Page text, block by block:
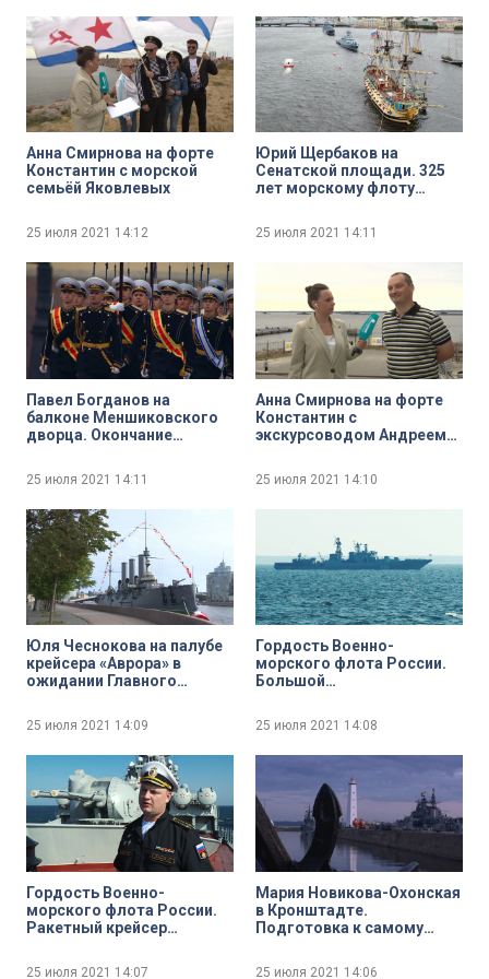
Анна Смирнова на форте
Константин с морской
семьёй Яковлевых
25 июля 2021 14:12
Юрий Щербаков на
Сенатской площади. 325
лет морскому флоту
25 июля 2021 14:11
Павел Богданов на
балконе Меншиковского
дворца. Окончание
25 июля 2021 14:11
Анна Смирнова на форте
Константин с
экскурсоводом Андреем
25 июля 2021 14:10
Юля Чеснокова на палубе
крейсера «Аврора» в
ожидании Главного
25 июля 2021 14:09
Гордость Военно-
морского флота России.
Большой
Кулаков»
25 июля 2021 14:08
Гордость Военно-
морского флота России.
Ракетный крейсер
25 июля 2021 14:07
Мария Новикова-Охонская
в Кронштадте.
Подготовка к самому
25 июля 2021 14:06